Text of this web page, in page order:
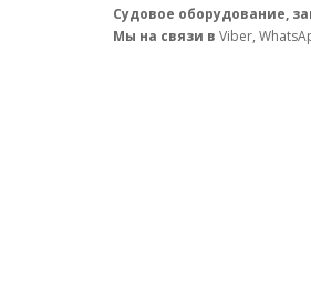
Судовое оборудование,
Мы на связи в Viber,